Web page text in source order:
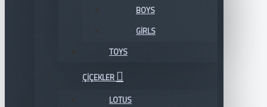
BOYS
GIRLS
TOYS
ÇIÇEKLER
LOTUS